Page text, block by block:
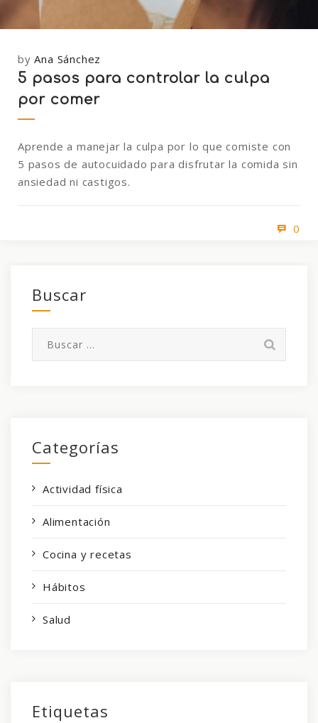
byAna Sánchez
5 pasos para controlar la culpa
por comer
Aprende a manejar la culpa por lo que comiste con
5 pasos de autocuidado para disfrutar la comida sin
ansiedad ni castigos.
0
Buscar
Categorías
Actividad física
Alimentación
Cocina y recetas
Hábitos
Salud
Etiquetas